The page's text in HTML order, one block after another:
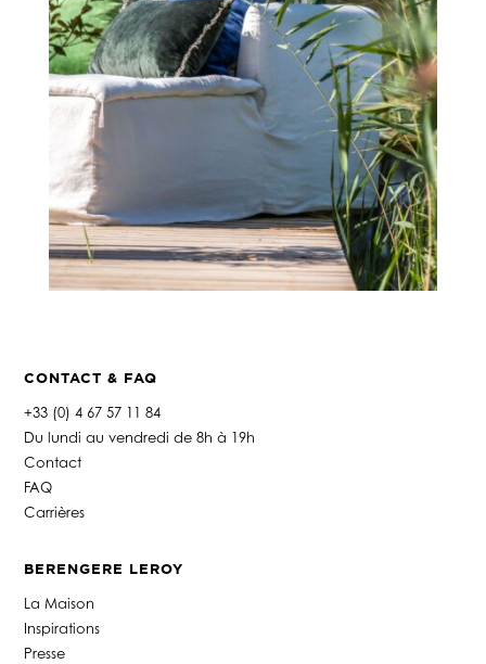
CONTACT & FAQ
+33 (0) 4 67 57 11 84
Du lundi au vendredi de 8h à 19h
Contact
FAQ
Carrières
BERENGERE LEROY
La Maison
Inspirations
Presse